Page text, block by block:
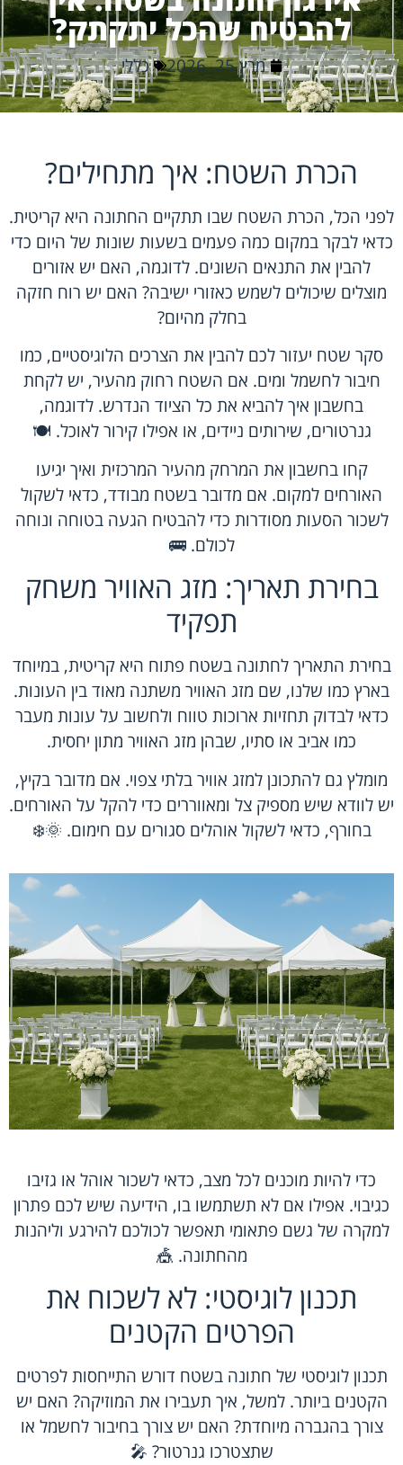
להבטיח שהכל יתקתק?
מרץ 25, 2026 כללי
הכרת השטח: איך מתחילים?
לפני הכל, הכרת השטח שבו תתקיים החתונה היא קריטית.
כדאי לבקר במקום כמה פעמים בשעות שונות של היום כדי
להבין את התנאים השונים. לדוגמה, האם יש אזורים
מוצלים שיכולים לשמש כאזורי ישיבה? האם יש רוח חזקה
בחלק מהיום?
סקר שטח יעזור לכם להבין את הצרכים הלוגיסטיים, כמו
חיבור לחשמל ומים. אם השטח רחוק מהעיר, יש לקחת
בחשבון איך להביא את כל הציוד הנדרש. לדוגמה,
גנרטורים, שירותים ניידים, או אפילו קירור לאוכל. 🍽️
קחו בחשבון את המרחק מהעיר המרכזית ואיך יגיעו
האורחים למקום. אם מדובר בשטח מבודד, כדאי לשקול
לשכור הסעות מסודרות כדי להבטיח הגעה בטוחה ונוחה
לכולם. 🚌
בחירת תאריך: מזג האוויר משחק
תפקיד
בחירת התאריך לחתונה בשטח פתוח היא קריטית, במיוחד
בארץ כמו שלנו, שם מזג האוויר משתנה מאוד בין העונות.
כדאי לבדוק תחזיות ארוכות טווח ולחשוב על עונות מעבר
כמו אביב או סתיו, שבהן מזג האוויר מתון יחסית.
מומלץ גם להתכונן למזג אוויר בלתי צפוי. אם מדובר בקיץ,
יש לוודא שיש מספיק צל ומאווררים כדי להקל על האורחים.
בחורף, כדאי לשקול אוהלים סגורים עם חימום. 🌞❄️
כדי להיות מוכנים לכל מצב, כדאי לשכור אוהל או גזיבו
כגיבוי. אפילו אם לא תשתמשו בו, הידיעה שיש לכם פתרון
למקרה של גשם פתאומי תאפשר לכולכם להירגע וליהנות
מהחתונה. 🎪
תכנון לוגיסטי: לא לשכוח את
הפרטים הקטנים
תכנון לוגיסטי של חתונה בשטח דורש התייחסות לפרטים
הקטנים ביותר. למשל, איך תעבירו את המוזיקה? האם יש
צורך בהגברה מיוחדת? האם יש צורך בחיבור לחשמל או
שתצטרכו גנרטור? 🎤